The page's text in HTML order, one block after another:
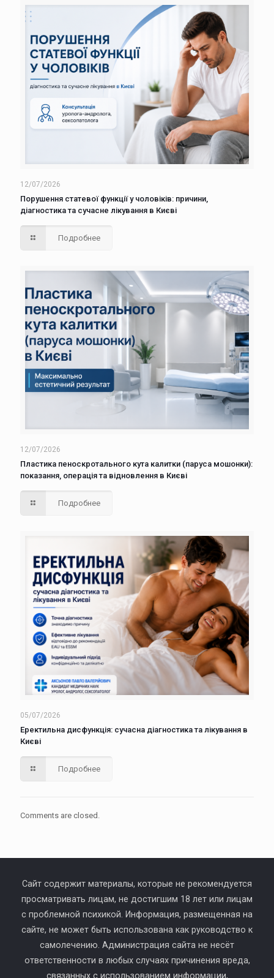
12/07/2026
Порушення статевої функції у чоловіків: причини,
діагностика та сучасне лікування в Києві
Подробнее
12/07/2026
Пластика пеноскротального кута калитки (паруса мошонки):
показання, операція та відновлення в Києві
Подробнее
05/07/2026
Еректильна дисфункція: сучасна діагностика та лікування в
Києві
Подробнее
Comments are closed.
Сайт содержит материалы, которые не рекомендуется
просматривать лицам, не достигшим 18 лет или лицам
с проблемной психикой. Информация, размещенная на
сайте, не может быть использована как руководство к
самолечению. Администрация сайта не несёт
ответственности в любых случаях причинения вреда,
связанных с использованием информации,